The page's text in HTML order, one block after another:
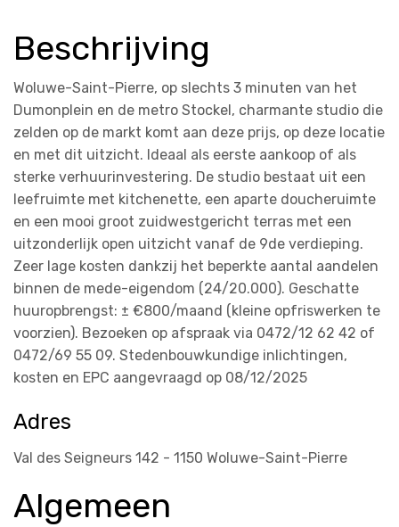
Beschrijving
Woluwe-Saint-Pierre, op slechts 3 minuten van het
Dumonplein en de metro Stockel, charmante studio die
zelden op de markt komt aan deze prijs, op deze locatie
en met dit uitzicht. Ideaal als eerste aankoop of als
sterke verhuurinvestering. De studio bestaat uit een
leefruimte met kitchenette, een aparte doucheruimte
en een mooi groot zuidwestgericht terras met een
uitzonderlijk open uitzicht vanaf de 9de verdieping.
Zeer lage kosten dankzij het beperkte aantal aandelen
binnen de mede-eigendom (24/20.000). Geschatte
huuropbrengst: ± €800/maand (kleine opfriswerken te
voorzien). Bezoeken op afspraak via 0472/12 62 42 of
0472/69 55 09. Stedenbouwkundige inlichtingen,
kosten en EPC aangevraagd op 08/12/2025
Adres
Val des Seigneurs 142 - 1150 Woluwe-Saint-Pierre
Algemeen